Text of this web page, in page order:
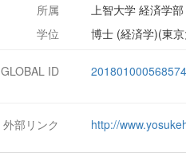
所属
上智大学 経済学
学位
博士 (経済学)(東
ID
外部リンク http://